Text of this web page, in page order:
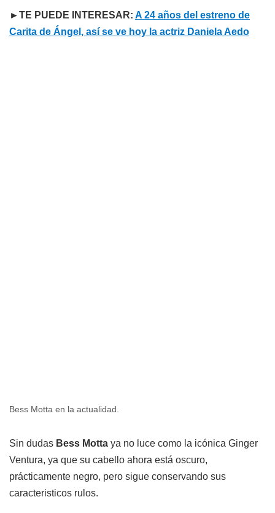
►TE PUEDE INTERESAR: A 24 años del estreno de
Carita de Ángel, así se ve hoy la actriz Daniela Aedo
Bess Motta en la actualidad.
Sin dudas Bess Motta ya no luce como la icónica Ginger
Ventura, ya que su cabello ahora está oscuro,
prácticamente negro, pero sigue conservando sus
caracteristicos rulos.